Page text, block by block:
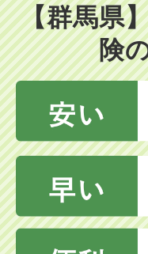
【群馬県
険